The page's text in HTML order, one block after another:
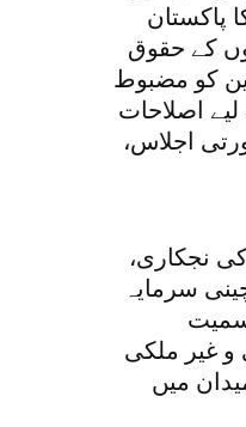
پاکستان
کے حقوق
کو مضبوط
لیے اصلاحات
اجلاس،
نجکاری،
سرمایہ
و غیر ملکی
میں